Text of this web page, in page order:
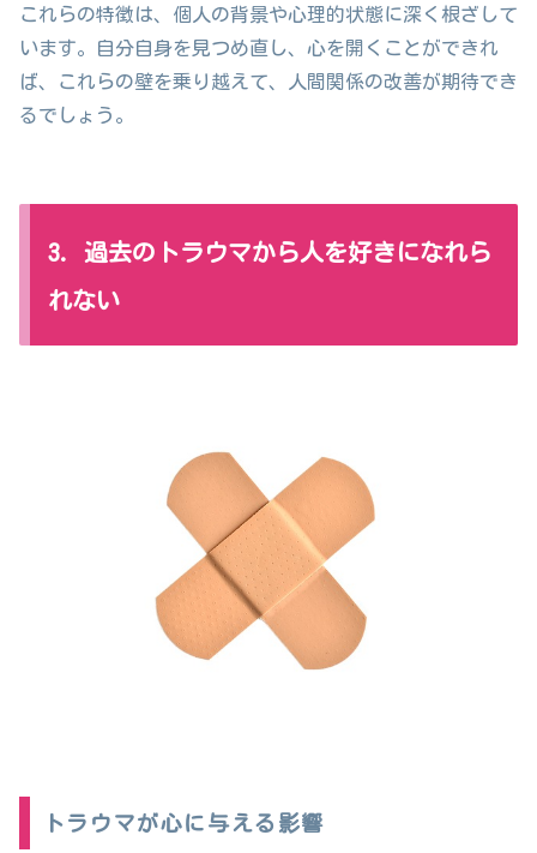
これらの特徴は、個人の背景や心理的状態に深く根ざして
います。自分自身を見つめ直し、心を開くことができれ
ば、これらの壁を乗り越えて、人間関係の改善が期待でき
るでしょう。
3. 過去のトラウマから人を好きになれら
れない
トラウマが心に与える影響